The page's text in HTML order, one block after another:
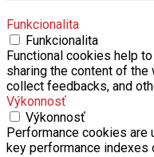
Funkcionalita
Funkcionalita
Functional cookies help
sharing the content of
collect feedbacks, and
Výkonnosť
Výkonnosť
Performance cookies are
key performance